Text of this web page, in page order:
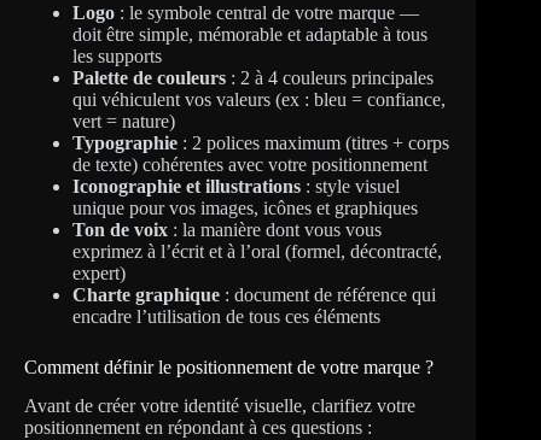
Logo : le symbole central de votre marque —
doit être simple, mémorable et adaptable à tous
les supports
Palette de couleurs : 2 à 4 couleurs principales
qui véhiculent vos valeurs (ex : bleu = confiance,
vert = nature)
Typographie : 2 polices maximum (titres + corps
de texte) cohérentes avec votre positionnement
Iconographie et illustrations : style visuel
unique pour vos images, icônes et graphiques
Ton de voix : la manière dont vous vous
exprimez à l’écrit et à l’oral (formel, décontracté,
expert)
Charte graphique : document de référence qui
encadre l’utilisation de tous ces éléments
Comment définir le positionnement de votre marque ?
Avant de créer votre identité visuelle, clarifiez votre
positionnement en répondant à ces questions :